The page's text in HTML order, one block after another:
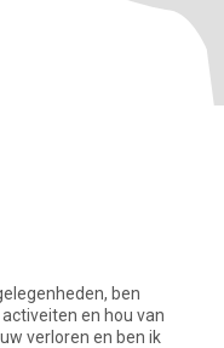
ben
en hou van